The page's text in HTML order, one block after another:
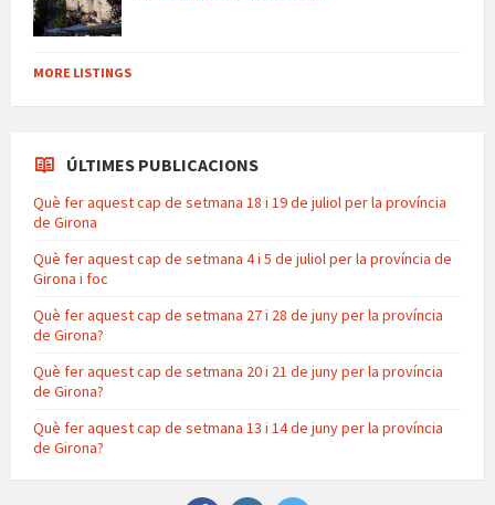
MORE LISTINGS
ÚLTIMES PUBLICACIONS
Què fer aquest cap de setmana 18 i 19 de juliol per la província
de Girona
Què fer aquest cap de setmana 4 i 5 de juliol per la província de
Girona i foc
Què fer aquest cap de setmana 27 i 28 de juny per la província
de Girona?
Què fer aquest cap de setmana 20 i 21 de juny per la província
de Girona?
Què fer aquest cap de setmana 13 i 14 de juny per la província
de Girona?